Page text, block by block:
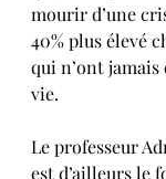
mourir d’une
40% plus élevé
qui n’ont jamais
vie.
Le professeur
est d’ailleurs le